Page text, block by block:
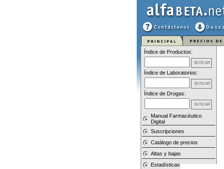
Índice de Productos:
Índice de Laboratorios:
Índice de Drogas:
Manual Farmacéutico
Digital
Suscripciones
Catálogo de precios
Altas y bajas
Estadísticas